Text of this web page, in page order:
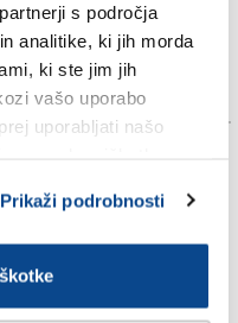
s področja
analitike, ki jih morda
ki ste jim jih
vašo uporabo
uporabljati našo
Prikaži podrobnosti